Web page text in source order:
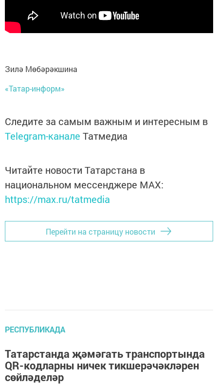
Зилә Мөбәрәкшина
«Татар-информ»
Следите за самым важным и интересным в
Telegram-канале Татмедиа
Читайте новости Татарстана в
национальном мессенджере MАХ:
https://max.ru/tatmedia
Перейти на страницу новости
РЕСПУБЛИКАДА
Татарстанда җәмәгать транспортында
QR-кодларны ничек тикшерәчәкләрен
сөйләделәр